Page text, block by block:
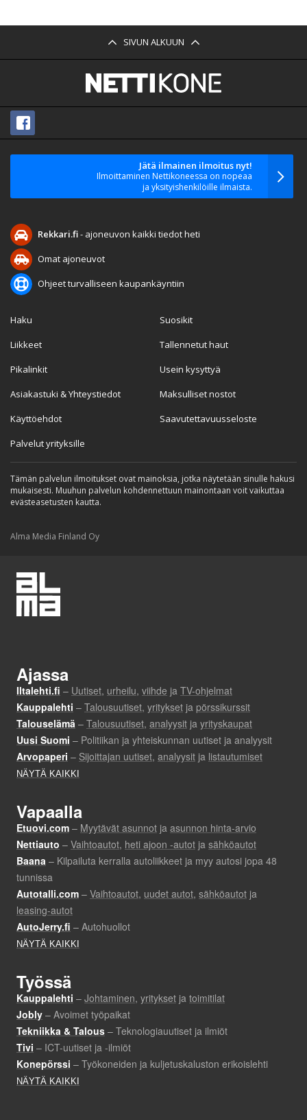
SIVUN ALKUUN
Jätä ilmainen ilmoitus nyt!
Ilmoittaminen Nettikoneessa on nopeaa
ja yksityishenkilöille ilmaista.
Rekkari.fi- ajoneuvon kaikki tiedot heti
Omat ajoneuvot
Ohjeet turvalliseen kaupankäyntiin
Haku
Liikkeet
Pikalinkit
Asiakastuki & Yhteystiedot
Käyttöehdot
Palvelut yrityksille
Suosikit
Tallennetut haut
Usein kysyttyä
Maksulliset nostot
Saavutettavuusseloste
Tämän palvelun ilmoitukset ovat mainoksia, jotka näytetään sinulle hakusi
mukaisesti. Muuhun palvelun kohdennettuun mainontaan voit vaikuttaa
evästeasetusten kautta.
Alma Media Finland Oy